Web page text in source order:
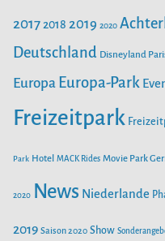
SAISONSTART IM
FEUER IM FREIZEITPARK
FREIZEITPARK PLOHN
LAUNCH
o
o
g
r
b
e
20172018 2019 2020
Deutschland Disneyland
Europa Europa-Park
Freizeitpark
Park Hotel MACK Rides Movie Park
2020 News Niederlande
2019 Saison 2020 Show